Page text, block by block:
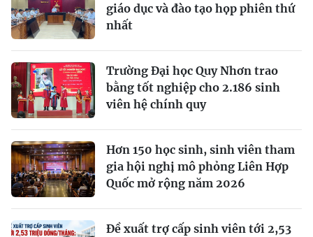
giáo dục và đào tạo họp phiên thứ
nhất
Trường Đại học Quy Nhơn trao
bằng tốt nghiệp cho 2.186 sinh
viên hệ chính quy
Hơn 150 học sinh, sinh viên tham
gia hội nghị mô phỏng Liên Hợp
Quốc mở rộng năm 2026
Đề xuất trợ cấp sinh viên tới 2,53